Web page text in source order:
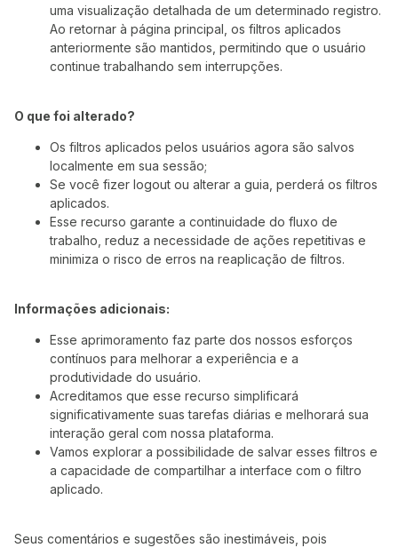
uma visualização detalhada de um determinado registro.
Ao retornar à página principal, os filtros aplicados
anteriormente são mantidos, permitindo que o usuário
continue trabalhando sem interrupções.
O que foi alterado?
Os filtros aplicados pelos usuários agora são salvos
localmente em sua sessão;
Se você fizer logout ou alterar a guia, perderá os filtros
aplicados.
Esse recurso garante a continuidade do fluxo de
trabalho, reduz a necessidade de ações repetitivas e
minimiza o risco de erros na reaplicação de filtros.
Informações adicionais:
Esse aprimoramento faz parte dos nossos esforços
contínuos para melhorar a experiência e a
produtividade do usuário.
Acreditamos que esse recurso simplificará
significativamente suas tarefas diárias e melhorará sua
interação geral com nossa plataforma.
Vamos explorar a possibilidade de salvar esses filtros e
a capacidade de compartilhar a interface com o filtro
aplicado.
Seus comentários e sugestões são inestimáveis, pois